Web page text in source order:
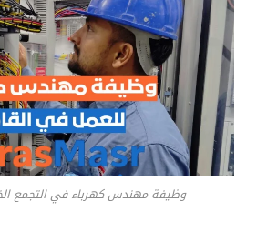
وظيفة مهندس كهرباء في التجمع